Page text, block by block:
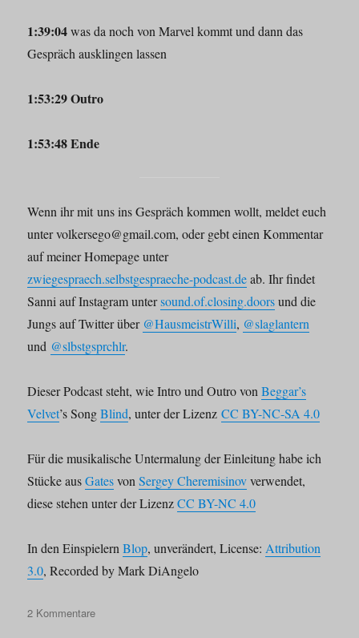
1:39:04was da noch von Marvel kommt und dann das
Gespräch ausklingen lassen
1:53:29 Outro
1:53:48 Ende
Wenn ihr mit uns ins Gespräch kommen wollt, meldet euch
unter volkersego@gmail.com, oder gebt einen Kommentar
auf meiner Homepage unter
zwiegespraech.selbstgespraeche-podcast.deab. Ihr findet
Sanni auf Instagram untersound.of.closing.doorsund die
Jungs auf Twitter über @HausmeistrWilli, @slaglantern
und @slbstgsprchlr.
Dieser Podcast steht, wie Intro und Outro vonBeggar’s
Velvet’s SongBlind, unter der LizenzCC BY-NC-SA 4.0
Für die musikalische Untermalung der Einleitung habe ich
Stücke ausGatesvonSergey Cheremisinovverwendet,
diese stehen unter der LizenzCC BY-NC 4.0
In den EinspielernBlop, unverändert, License: Attribution
3.0, Recorded by Mark DiAngelo
2 Kommentarezu